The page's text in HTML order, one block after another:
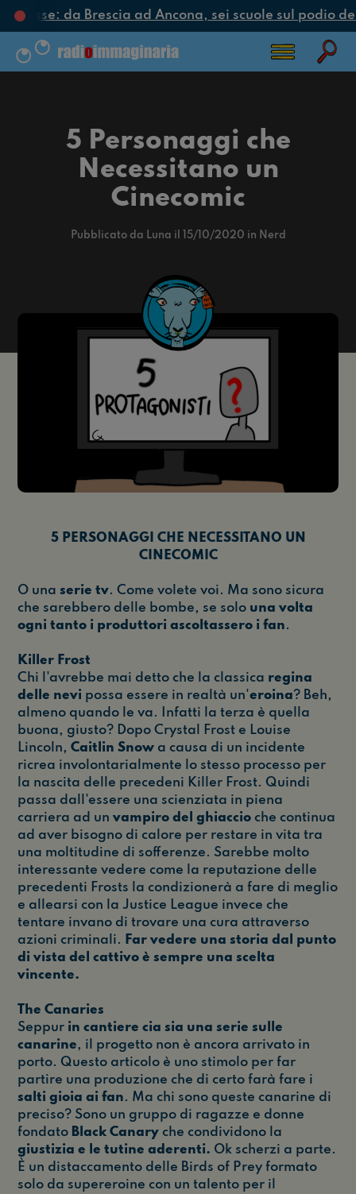
classe: da Brescia ad Ancona, sei scuole sul podio
5 Personaggi che
Necessitano un
Cinecomic
Pubblicato da Luna il 15/10/2020 in Nerd
5 PERSONAGGI CHE NECESSITANO UN
CINECOMIC
O unaserie tv. Come volete voi. Ma sono sicura
che sarebbero delle bombe, se solo una volta
ogni tanto i produttori ascoltassero i fan.
Killer Frost
Chi l'avrebbe mai detto che la classica regina
delle nevi possa essere in realtà un'eroina? Beh,
almeno quando le va. Infatti la terza è quella
buona, giusto? Dopo Crystal Frost e Louise
Lincoln, Caitlin Snow a causa di un incidente
ricrea involontarialmente lo stesso processo per
la nascita delle precedeni Killer Frost. Quindi
passa dall'essere una scienziata in piena
carriera ad unvampiro del ghiaccio che continua
ad aver bisogno di calore per restare in vita tra
una moltitudine di sofferenze. Sarebbe molto
interessante vedere come la reputazione delle
precedenti Frosts la condizionerà a fare di meglio
e allearsi con la Justice League invece che
tentare invano di trovare una cura attraverso
azioni criminali. Far vedere una storia dal punto
di vista del cattivo è sempre una scelta
vincente.
The Canaries
Seppur in cantiere cia sia una serie sulle
canarine, il progetto non è ancora arrivato in
porto. Questo articolo è uno stimolo per far
partire una produzione che di certo farà fare i
salti gioia ai fan. Ma chi sono queste canarine di
preciso? Sono un gruppo di ragazze e donne
fondato Black Canary che condividono la
giustizia e le tutine aderenti. Ok scherzi a parte.
È un distaccamento delle Birds of Prey formato
solo da supereroine con un talento per il